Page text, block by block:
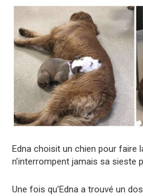
Edna choisit un chien pour faire
n’interrompent jamais sa sieste
Une fois qu’Edna a trouvé un